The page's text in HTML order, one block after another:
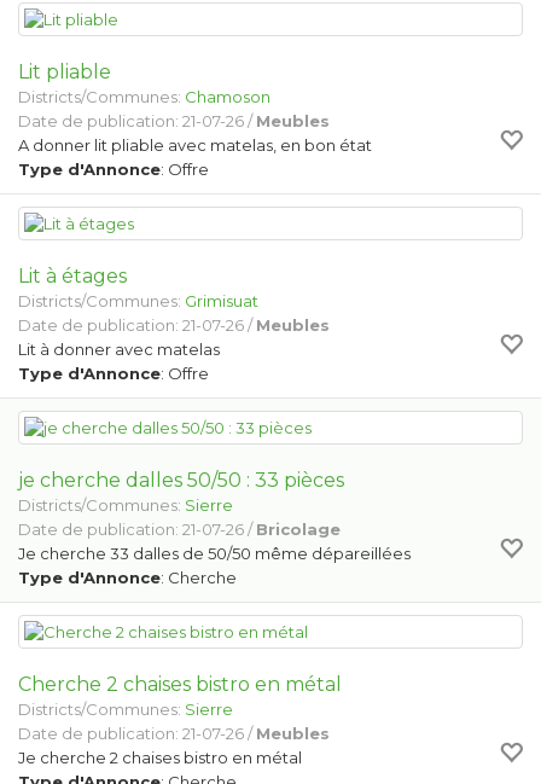
Lit pliable
Districts/Communes: Chamoson
Date de publication: 21-07-26 /Meubles
A donner lit pliable avec matelas, en bon état
Type d'Annonce: Offre
Lit à étages
Districts/Communes: Grimisuat
Date de publication: 21-07-26 /Meubles
Lit à donner avec matelas
Type d'Annonce: Offre
je cherche dalles 50/50 : 33 pièces
Districts/Communes: Sierre
Date de publication: 21-07-26 /Bricolage
Je cherche 33 dalles de 50/50 même dépareillées
Type d'Annonce: Cherche
Cherche 2 chaises bistro en métal
Districts/Communes: Sierre
Date de publication: 21-07-26 /Meubles
Je cherche 2 chaises bistro en métal